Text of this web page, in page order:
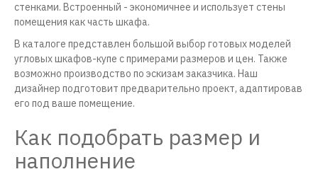
стенками. Встроенный - экономичнее и использует стены
помещения как часть шкафа.
В каталоге представлен большой выбор готовых моделей
угловых шкафов-купе с примерами размеров и цен. Также
возможно производство по эскизам заказчика. Наш
дизайнер подготовит предварительно проект, адаптировав
его под ваше помещение.
Как подобрать размер и
наполнение